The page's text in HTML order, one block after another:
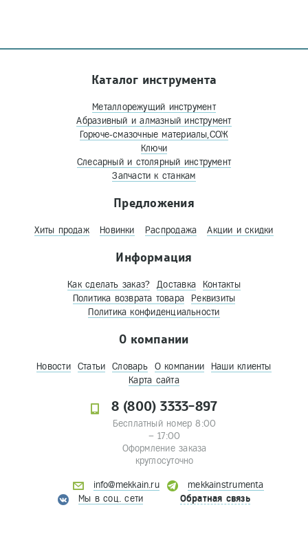
Каталог инструмента
Металлорежущий инструмент
Абразивный и алмазный инструмент
Горюче-смазочные материалы,СОЖ
Ключи
Слесарный и столярный инструмент
Запчасти к станкам
Предложения
Хиты продаж Новинки Распродажа Акции и скидки
Информация
Как сделать заказ? Доставка
Контакты
Политика возврата товара
Реквизиты
Политика конфиденциальности
О компании
Новости Статьи Словарь О компании
Наши клиенты
Карта сайта
8 (800) 3333-897
Бесплатный номер 8:00
– 17:00
Оформление заказа
круглосуточно
info@mekkain.ru
mekkainstrumenta
Мы в соц. сети
Обратная связь